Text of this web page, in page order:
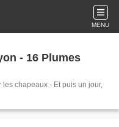
MENU
- 16 Plumes